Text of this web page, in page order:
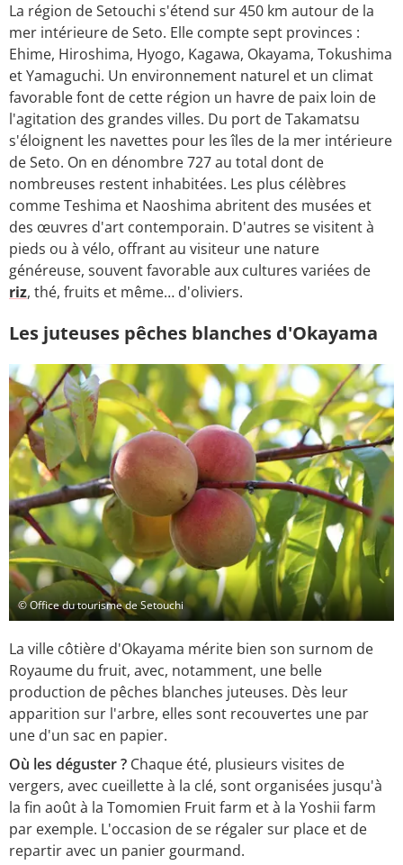
La région de Setouchi s'étend sur 450 km autour de la
mer intérieure de Seto. Elle compte sept provinces :
Ehime, Hiroshima, Hyogo, Kagawa, Okayama, Tokushima
et Yamaguchi. Un environnement naturel et un climat
favorable font de cette région un havre de paix loin de
l'agitation des grandes villes. Du port de Takamatsu
s'éloignent les navettes pour les îles de la mer intérieure
de Seto. On en dénombre 727 au total dont de
nombreuses restent inhabitées. Les plus célèbres
comme Teshima et Naoshima abritent des musées et
des œuvres d'art contemporain. D'autres se visitent à
pieds ou à vélo, offrant au visiteur une nature
généreuse, souvent favorable aux cultures variées de
riz, thé, fruits et même… d'oliviers.
Les juteuses pêches blanches d'Okayama
© Office du tourisme de Setouchi
La ville côtière d'Okayama mérite bien son surnom de
Royaume du fruit, avec, notamment, une belle
production de pêches blanches juteuses. Dès leur
apparition sur l'arbre, elles sont recouvertes une par
une d'un sac en papier.
Où les déguster ? Chaque été, plusieurs visites de
vergers, avec cueillette à la clé, sont organisées jusqu'à
la fin août à la Tomomien Fruit farm et à la Yoshii farm
par exemple. L'occasion de se régaler sur place et de
repartir avec un panier gourmand.